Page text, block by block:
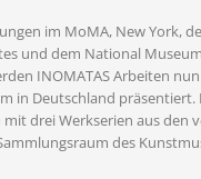
im MoMA, New York,
und dem National
INOMATAS Arbeiten
in Deutschland präsentiert.
drei Werkserien aus den
des